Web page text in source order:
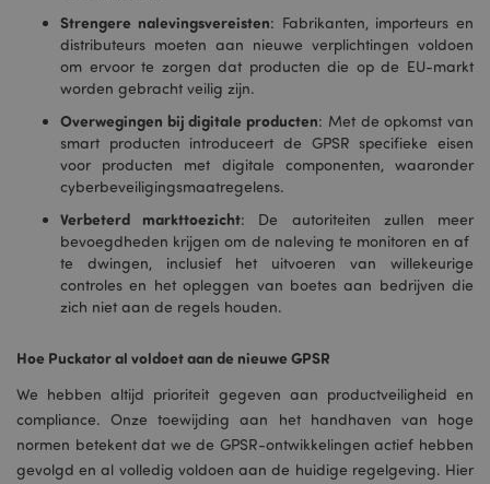
Strengere nalevingsvereisten: Fabrikanten, importeurs en
distributeurs moeten aan nieuwe verplichtingen voldoen
om ervoor te zorgen dat producten die op de EU-markt
worden gebracht veilig zijn.
Overwegingen bij digitale producten: Met de opkomst van
smart producten introduceert de GPSR specifieke eisen
voor producten met digitale componenten, waaronder
cyberbeveiligingsmaatregelens.
Verbeterd markttoezicht: De autoriteiten zullen meer
bevoegdheden krijgen om de naleving te monitoren en af ​​
te dwingen, inclusief het uitvoeren van willekeurige
controles en het opleggen van boetes aan bedrijven die
zich niet aan de regels houden.
Hoe Puckator al voldoet aan de nieuwe GPSR
We hebben altijd prioriteit gegeven aan productveiligheid en
compliance. Onze toewijding aan het handhaven van hoge
normen betekent dat we de GPSR-ontwikkelingen actief hebben
gevolgd en al volledig voldoen aan de huidige regelgeving. Hier